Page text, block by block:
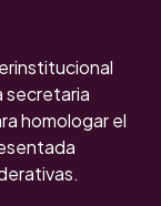
secretaria
homologar el